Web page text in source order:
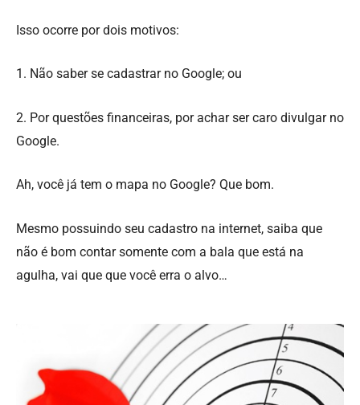
Isso ocorre por dois motivos:
1. Não saber se cadastrar no Google; ou
2. Por questões financeiras, por achar ser caro divulgar no
Google.
Ah, você já tem o mapa no Google? Que bom.
Mesmo possuindo seu cadastro na internet, saiba que
não é bom contar somente com a bala que está na
agulha, vai que que você erra o alvo…